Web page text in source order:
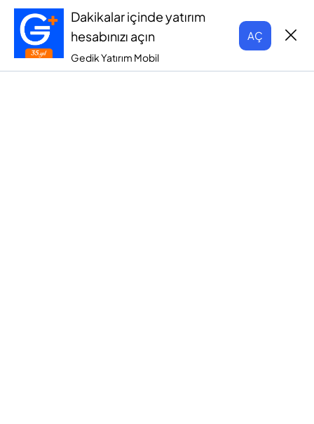
Dakikalar içinde yatırım
hesabınızı açın
Gedik Yatırım Mobil
AÇ